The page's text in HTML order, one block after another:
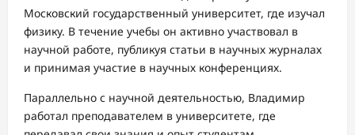
Московский государственный университет, где изучал
физику. В течение учебы он активно участвовал в
научной работе, публикуя статьи в научных журналах
и принимая участие в научных конференциях.
Параллельно с научной деятельностью, Владимир
работал преподавателем в университете, где